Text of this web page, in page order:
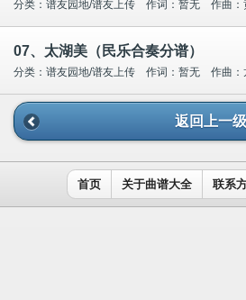
分类：谱友园地/谱友上传 作词：暂无 作曲
07、太湖美（民乐合奏分谱）
分类：谱友园地/谱友上传 作词：暂无 作曲
返回上一级
首页 关于曲谱大全 联系